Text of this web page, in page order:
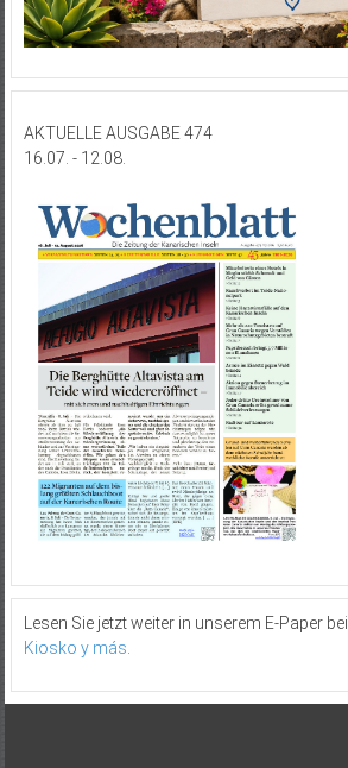
AKTUELLE AUSGABE 474
16.07. - 12.08.
Lesen Sie jetzt weiter in unserem E-Paper bei
Kiosko y más